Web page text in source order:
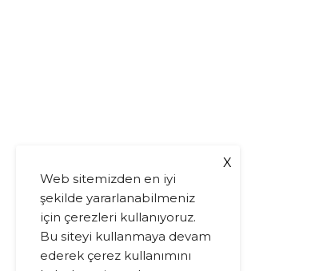
Web sitemizden en iyi
şekilde yararlanabilmeniz
için çerezleri kullanıyoruz.
Bu siteyi kullanmaya devam
ederek çerez kullanımını
X